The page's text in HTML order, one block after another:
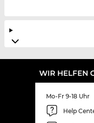
WIR HELFEN
Mo-Fr 9-18 Uhr
Help